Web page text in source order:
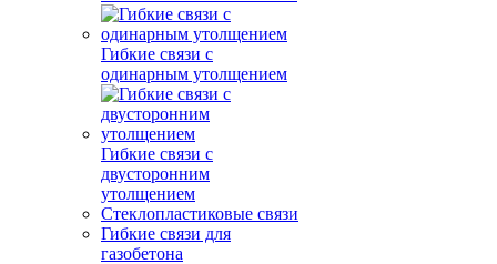
Гибкие связи с
одинарным утолщением
Гибкие связи с
двусторонним
утолщением
Стеклопластиковые связи
Гибкие связи для
газобетона